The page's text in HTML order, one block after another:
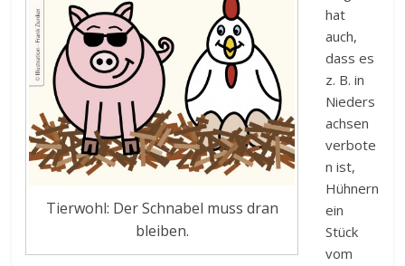
Tierwohl: Der Schnabel muss dran
bleiben.
hat
auch,
dass es
z. B. in
Nieders
achsen
verbote
n ist,
Hühnern
ein
Stück
vom